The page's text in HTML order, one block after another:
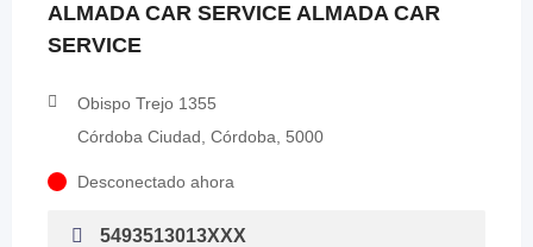
ALMADA CAR SERVICE ALMADA CAR
SERVICE
Obispo Trejo 1355
Córdoba Ciudad, Córdoba, 5000
Desconectado ahora
5493513013XXX